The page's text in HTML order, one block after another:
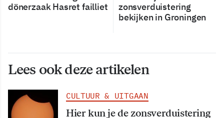
dönerzaak Hasret failliet
zonsverduistering
bekijken in Groningen
Lees ook deze artikelen
CULTUUR & UITGAAN
Hier kun je de zonsverduistering